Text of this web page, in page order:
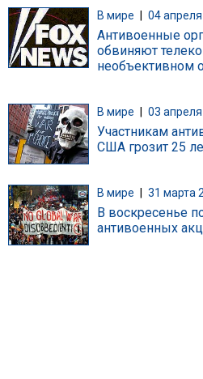
В мире 04 апреля
Антивоенные
обвиняют
необъективном
В мире 03 апреля
Участникам
США грозит 25
В мире 31 марта
В воскресенье
антивоенных